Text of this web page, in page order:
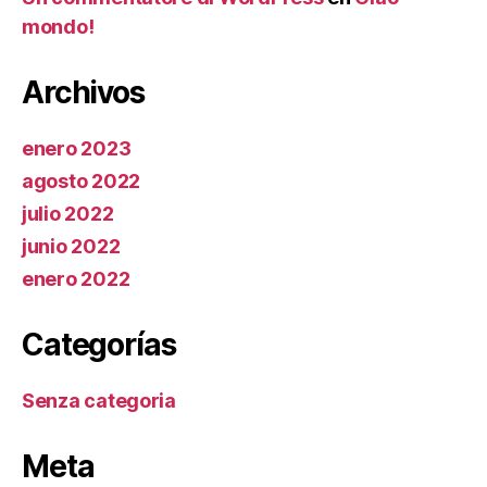
mondo!
Archivos
enero 2023
agosto 2022
julio 2022
junio 2022
enero 2022
Categorías
Senza categoria
Meta